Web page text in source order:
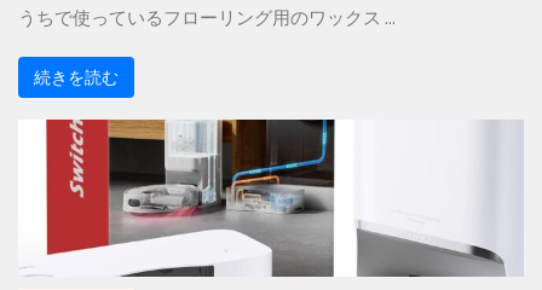
うちで使っているフローリング用のワックス ...
続きを読む